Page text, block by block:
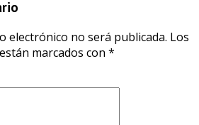
electrónico no será publicada. Los
marcados con *